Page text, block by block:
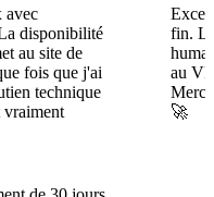
avec
disponibilité
au site de
fois que j'ai
technique
vraiment
fin.
au
Merci
🚀